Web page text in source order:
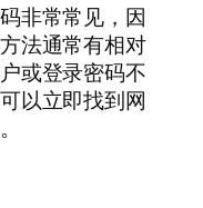
非常常见，因
法通常有相对
或登录密码不
以立即找到网